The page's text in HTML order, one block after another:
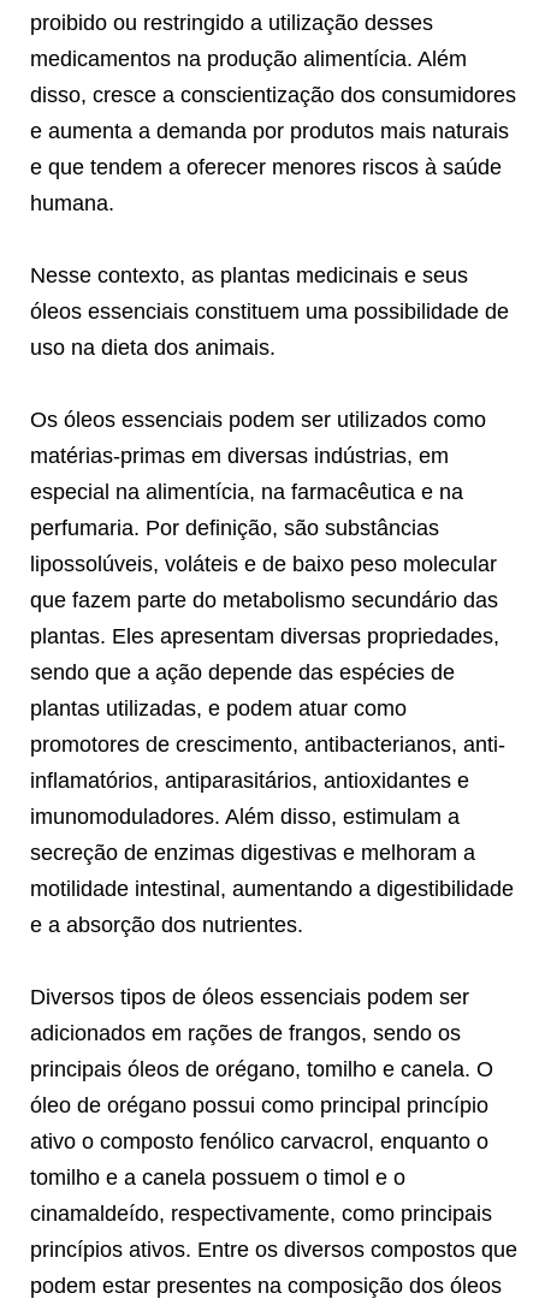
proibido ou restringido a utilização desses
medicamentos na produção alimentícia. Além
disso, cresce a conscientização dos consumidores
e aumenta a demanda por produtos mais naturais
e que tendem a oferecer menores riscos à saúde
humana.
Nesse contexto, as plantas medicinais e seus
óleos essenciais constituem uma possibilidade de
uso na dieta dos animais.
Os óleos essenciais podem ser utilizados como
matérias-primas em diversas indústrias, em
especial na alimentícia, na farmacêutica e na
perfumaria. Por definição, são substâncias
lipossolúveis, voláteis e de baixo peso molecular
que fazem parte do metabolismo secundário das
plantas. Eles apresentam diversas propriedades,
sendo que a ação depende das espécies de
plantas utilizadas, e podem atuar como
promotores de crescimento, antibacterianos, anti-
inflamatórios, antiparasitários, antioxidantes e
imunomoduladores. Além disso, estimulam a
secreção de enzimas digestivas e melhoram a
motilidade intestinal, aumentando a digestibilidade
e a absorção dos nutrientes.
Diversos tipos de óleos essenciais podem ser
adicionados em rações de frangos, sendo os
principais óleos de orégano, tomilho e canela. O
óleo de orégano possui como principal princípio
ativo o composto fenólico carvacrol, enquanto o
tomilho e a canela possuem o timol e o
cinamaldeído, respectivamente, como principais
princípios ativos. Entre os diversos compostos que
podem estar presentes na composição dos óleos